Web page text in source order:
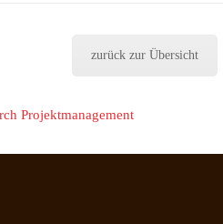
zurück zur Übersicht
Projektmanagement